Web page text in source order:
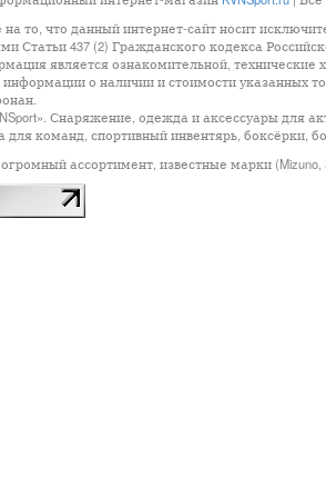
то, что данный интернет-сайт носит
Статьи 437 (2) Гражданского кодекса
является ознакомительной, технические
о наличии и стоимости указанных
Снаряжение, одежда и аксессуары для
для команд, спортивный инвентярь, боксёрки,
ассортимент, известные марки (Mizuno,